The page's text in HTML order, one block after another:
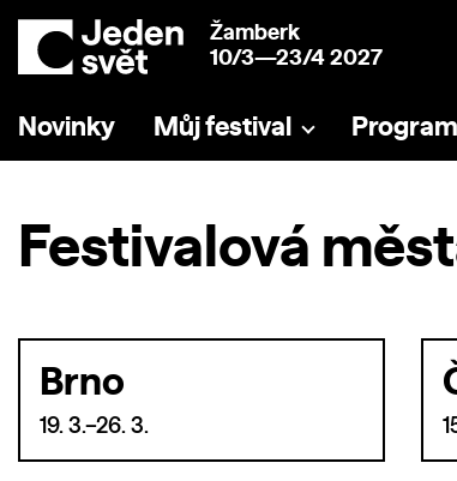
Žamberk
10/3—23/4 2027
Novinky Můj festival Program
Festivalová
Brno
19. 3.–26. 3.